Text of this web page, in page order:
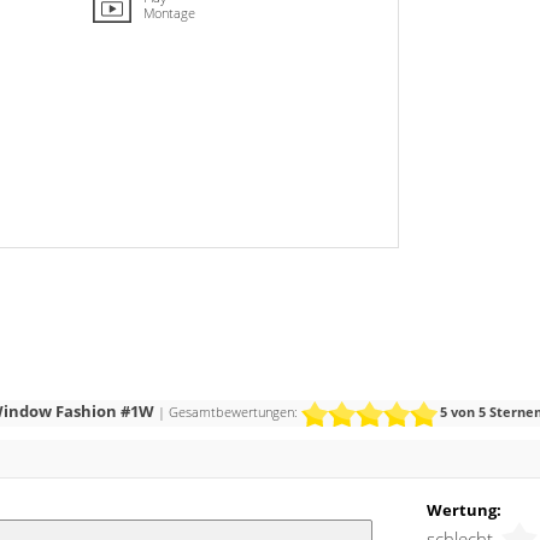
Montage
Fashion #1W| Gesamtbewertungen: 5 von 5
Wertung: